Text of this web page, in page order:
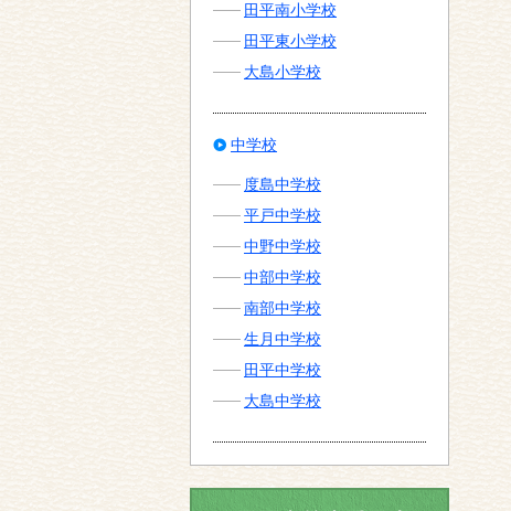
田平南小学校
田平東小学校
大島小学校
中学校
度島中学校
平戸中学校
中野中学校
中部中学校
南部中学校
生月中学校
田平中学校
大島中学校